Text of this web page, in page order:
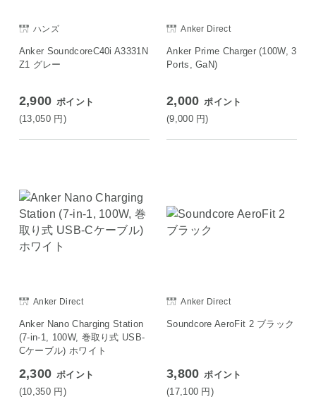
ハンズ
Anker SoundcoreC40i A3331N
Z1 グレー
2,900 ポイント
(13,050 円)
Anker Direct
Anker Prime Charger (100W, 3
Ports, GaN)
2,000 ポイント
(9,000 円)
Anker Direct
Anker Nano Charging Station
(7-in-1, 100W, 巻取り式 USB-
Cケーブル) ホワイト
2,300 ポイント
(10,350 円)
Anker Direct
Soundcore AeroFit 2 ブラック
3,800 ポイント
(17,100 円)